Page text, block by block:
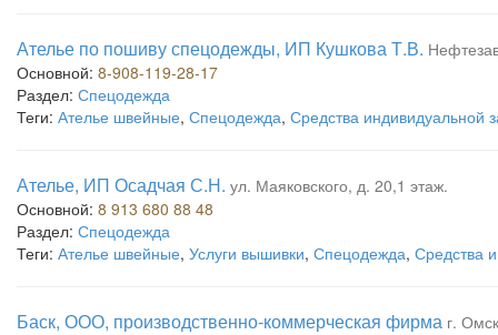
Ателье по пошиву спецодежды, ИП Кушкова Т.В.
Основной: 8-908-119-28-17
Раздел: Спецодежда
Теги: Ателье швейные, Спецодежда, Средства индивидуальной
Ателье, ИП Осадчая С.Н. ул. Маяковского, д. 20,1 этаж.
Основной: 8 913 680 88 48
Раздел: Спецодежда
Теги: Ателье швейные, Услуги вышивки, Спецодежда, Средства
Баск, ООО, производственно-коммерческая фирма г.